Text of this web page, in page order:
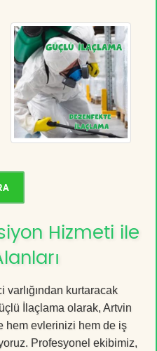
Hizmeti ile
varlığından kurtaracak
İlaçlama olarak, Artvin
hem evlerinizi hem de iş
Profesyonel ekibimiz,